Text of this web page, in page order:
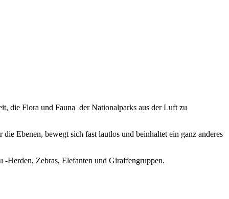
die Flora und Fauna der Nationalparks aus der Luft zu
Ebenen, bewegt sich fast lautlos und beinhaltet ein ganz anderes
-Herden, Zebras, Elefanten und Giraffengruppen.